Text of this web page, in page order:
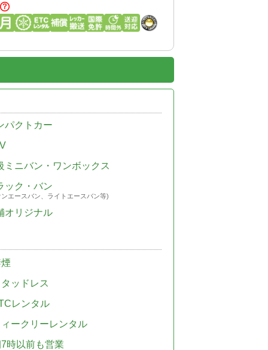
パクトカー
ミニバン・ワンボックス
ック・バン
エースバン、ライトエースバン等)
オリジナル
ッドレス
レンタル
ークリーレンタル
時以前も営業